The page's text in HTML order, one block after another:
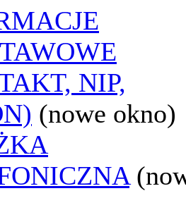
NIP,
(nowe okno)